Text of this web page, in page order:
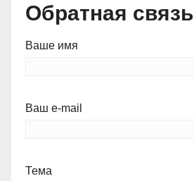
Обратная связь
Ваше имя
Ваш e-mail
Тема